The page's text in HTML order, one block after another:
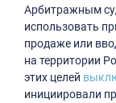
Арбитражным
использовать
продаже или
на территории
этих целей
инициировали